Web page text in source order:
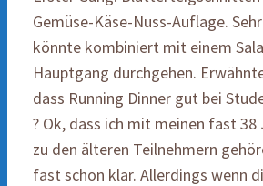
Gemüse-Käse-Nuss-Auflage.
könnte kombiniert mit einem
Hauptgang durchgehen.
dass Running Dinner gut bei
? Ok, dass ich mit meinen fast 38
zu den älteren Teilnehmern
fast schon klar. Allerdings wenn